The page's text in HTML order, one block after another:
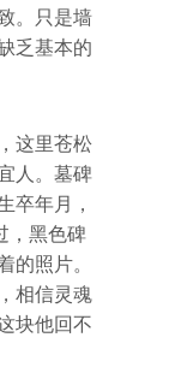
。只是墙
乏基本的
这里苍松
人。墓碑
卒年月，
，黑色碑
的照片。
相信灵魂
块他回不